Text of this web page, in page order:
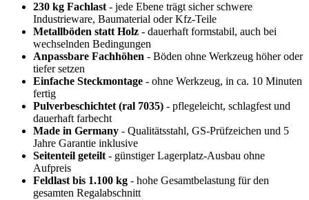
230 kg Fachlast- jede Ebene trägt sicher schwere
Industrieware, Baumaterial oder Kfz-Teile
Metallböden statt Holz - dauerhaft formstabil, auch bei
wechselnden Bedingungen
Anpassbare Fachhöhen - Böden ohne Werkzeug höher oder
tiefer setzen
Einfache Steckmontage - ohne Werkzeug, in ca. 10 Minuten
fertig
Pulverbeschichtet (ral 7035) - pflegeleicht, schlagfest und
dauerhaft farbecht
Made in Germany - Qualitätsstahl, GS-Prüfzeichen und 5
Jahre Garantie inklusive
Seitenteil geteilt- günstiger Lagerplatz-Ausbau ohne
Aufpreis
Feldlast bis 1.100 kg - hohe Gesamtbelastung für den
gesamten Regalabschnitt